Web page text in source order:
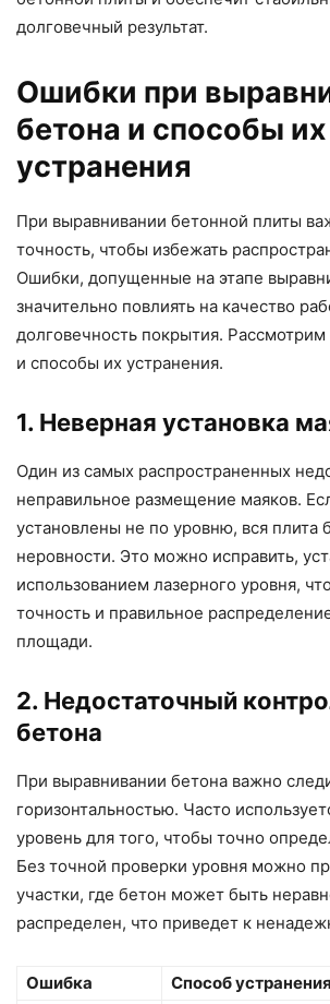
долговечный результат.
Ошибки при
бетона и способы их
устранения
При выравнивании бетонной плиты
точность, чтобы избежать
Ошибки, допущенные на этапе
значительно повлиять на качество
долговечность покрытия.
и способы их устранения.
1. Неверная установка
Один из самых распространенных
неправильное размещение маяков.
установлены не по уровню, вся плита
неровности. Это можно исправить,
использованием лазерного уровня,
точность и правильное
площади.
2. Недостаточный
бетона
При выравнивании бетона важно
горизонтальностью. Часто
уровень для того, чтобы точно
Без точной проверки уровня можно
участки, где бетон может быть
распределен, что приведет к
Ошибка Способ устранения